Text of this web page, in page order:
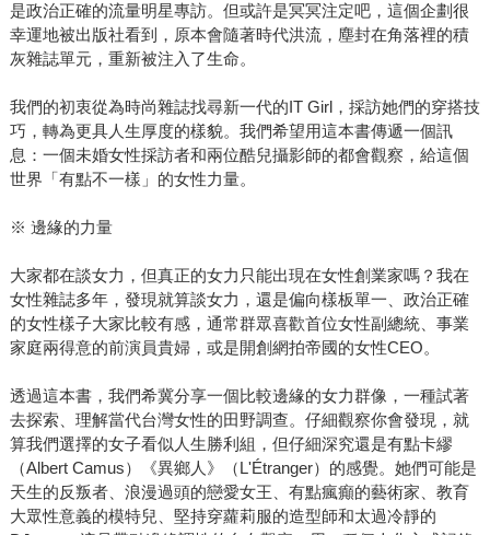
是政治正確的流量明星專訪。但或許是冥冥注定吧，這個企劃很
幸運地被出版社看到，原本會隨著時代洪流，塵封在角落裡的積
灰雜誌單元，重新被注入了生命。
我們的初衷從為時尚雜誌找尋新一代的IT Girl，採訪她們的穿搭技
巧，轉為更具人生厚度的樣貌。我們希望用這本書傳遞一個訊
息：一個未婚女性採訪者和兩位酷兒攝影師的都會觀察，給這個
世界「有點不一樣」的女性力量。
※ 邊緣的力量
大家都在談女力，但真正的女力只能出現在女性創業家嗎？我在
女性雜誌多年，發現就算談女力，還是偏向樣板單一、政治正確
的女性樣子大家比較有感，通常群眾喜歡首位女性副總統、事業
家庭兩得意的前演員貴婦，或是開創網拍帝國的女性CEO。
透過這本書，我們希冀分享一個比較邊緣的女力群像，一種試著
去探索、理解當代台灣女性的田野調查。仔細觀察你會發現，就
算我們選擇的女子看似人生勝利組，但仔細深究還是有點卡繆
（Albert Camus）《異鄉人》（L'Étranger）的感覺。她們可能是
天生的反叛者、浪漫過頭的戀愛女王、有點瘋癲的藝術家、教育
大眾性意義的模特兒、堅持穿蘿莉服的造型師和太過冷靜的